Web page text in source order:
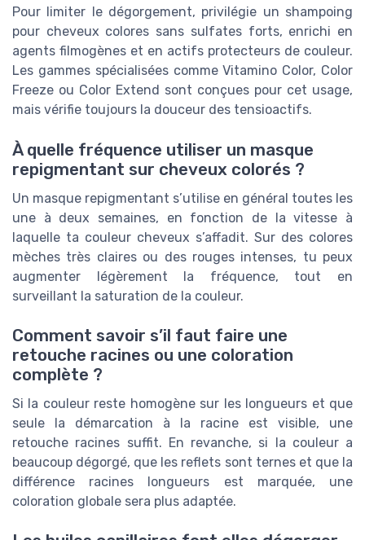
Pour limiter le dégorgement, privilégie un shampoing
pour cheveux colores sans sulfates forts, enrichi en
agents filmogènes et en actifs protecteurs de couleur.
Les gammes spécialisées comme Vitamino Color, Color
Freeze ou Color Extend sont conçues pour cet usage,
mais vérifie toujours la douceur des tensioactifs.
À quelle fréquence utiliser un masque
repigmentant sur cheveux colorés ?
Un masque repigmentant s’utilise en général toutes les
une à deux semaines, en fonction de la vitesse à
laquelle ta couleur cheveux s’affadit. Sur des colores
mèches très claires ou des rouges intenses, tu peux
augmenter légèrement la fréquence, tout en
surveillant la saturation de la couleur.
Comment savoir s’il faut faire une
retouche racines ou une coloration
complète ?
Si la couleur reste homogène sur les longueurs et que
seule la démarcation à la racine est visible, une
retouche racines suffit. En revanche, si la couleur a
beaucoup dégorgé, que les reflets sont ternes et que la
différence racines longueurs est marquée, une
coloration globale sera plus adaptée.